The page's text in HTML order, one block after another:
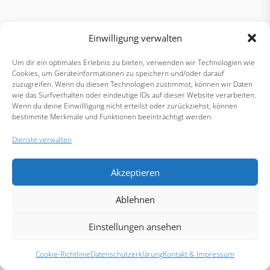
Einwilligung verwalten
Um dir ein optimales Erlebnis zu bieten, verwenden wir Technologien wie
Cookies, um Geräteinformationen zu speichern und/oder darauf
zuzugreifen. Wenn du diesen Technologien zustimmst, können wir Daten
wie das Surfverhalten oder eindeutige IDs auf dieser Website verarbeiten.
Wenn du deine Einwillligung nicht erteilst oder zurückziehst, können
bestimmte Merkmale und Funktionen beeinträchtigt werden.
Dienste verwalten
Akzeptieren
Ablehnen
Einstellungen ansehen
Cookie-RichtlinieDatenschutzerklärungKontakt & Impressum